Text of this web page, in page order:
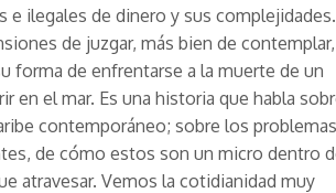
e ilegales de dinero y sus
de juzgar, más bien de contemplar,
forma de enfrentarse a la muerte de un
en el mar. Es una historia que habla
contemporáneo; sobre los
de cómo estos son un micro dentro
atravesar. Vemos la cotidianidad muy